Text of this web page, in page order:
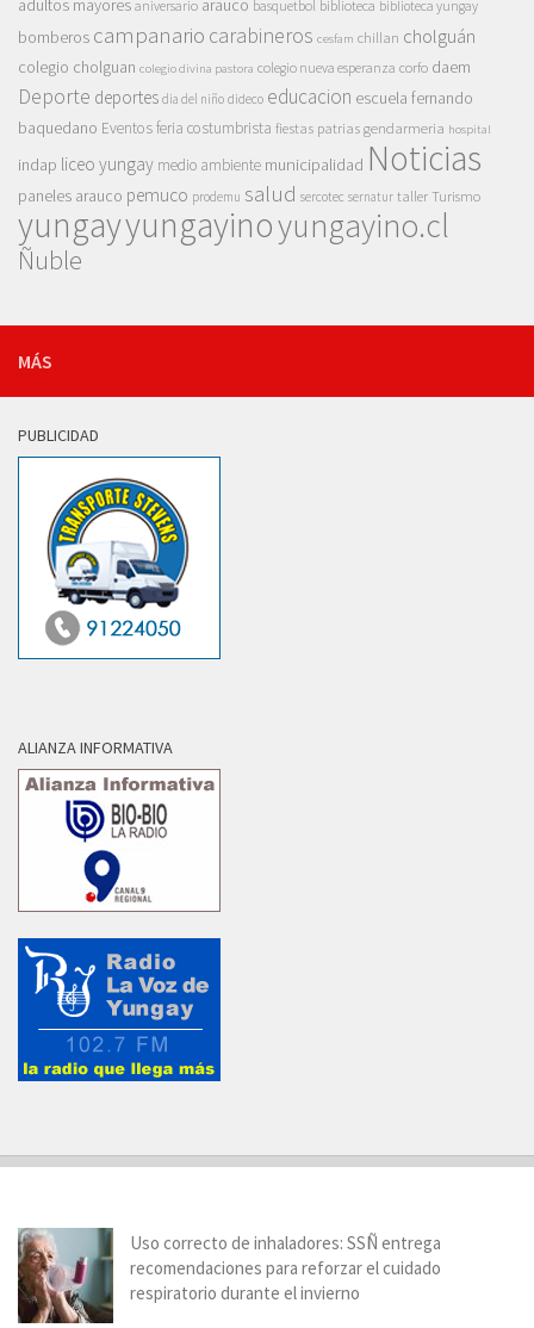
adultos mayores aniversario arauco basquetbol biblioteca biblioteca yungay
bomberos campanario carabineros cesfam chillan cholguán
colegio cholguan colegio divina pastora colegio nueva esperanza corfo daem
Deporte deportes dia del niño dideco educacion escuela fernando
baquedano Eventosferia costumbrista fiestas patrias gendarmeria hospital
indap liceo yungay medio ambiente municipalidad Noticias
paneles arauco pemuco prodemu salud sercotec sernatur taller Turismo
yungayyungayinoyungayino.cl
Ñuble
MÁS
PUBLICIDAD
ALIANZA INFORMATIVA
Uso correcto de inhaladores: SSÑ entrega
recomendaciones para reforzar el cuidado
respiratorio durante el invierno